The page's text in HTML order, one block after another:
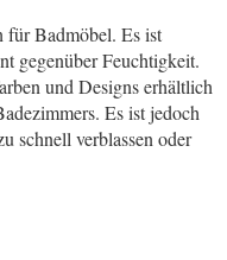
für Badmöbel. Es ist
gegenüber Feuchtigkeit.
und Designs erhältlich
Es ist jedoch
schnell verblassen oder